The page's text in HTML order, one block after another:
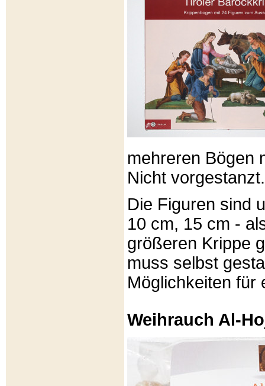
mehreren Bögen
Nicht vorgestanzt.
Die Figuren sind
10 cm, 15 cm -
größeren Krippe
muss selbst
Möglichkeiten für
Weihrauch Al-